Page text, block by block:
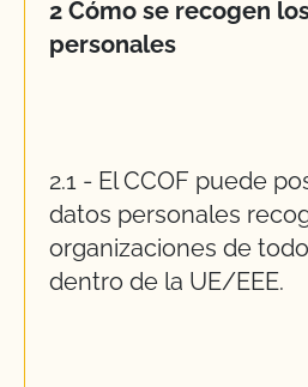
2 Cómo se recogen
personales
2.1 - El CCOF puede
datos personales
organizaciones de
dentro de la UE/EEE.